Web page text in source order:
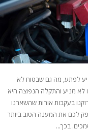
לפתע, מה גם שבטוח לא
לא מניע והתקלה הנפוצה היא
בעקבות אורות שהשארנו
לכם את המענה הטוב ביותר
בכך...